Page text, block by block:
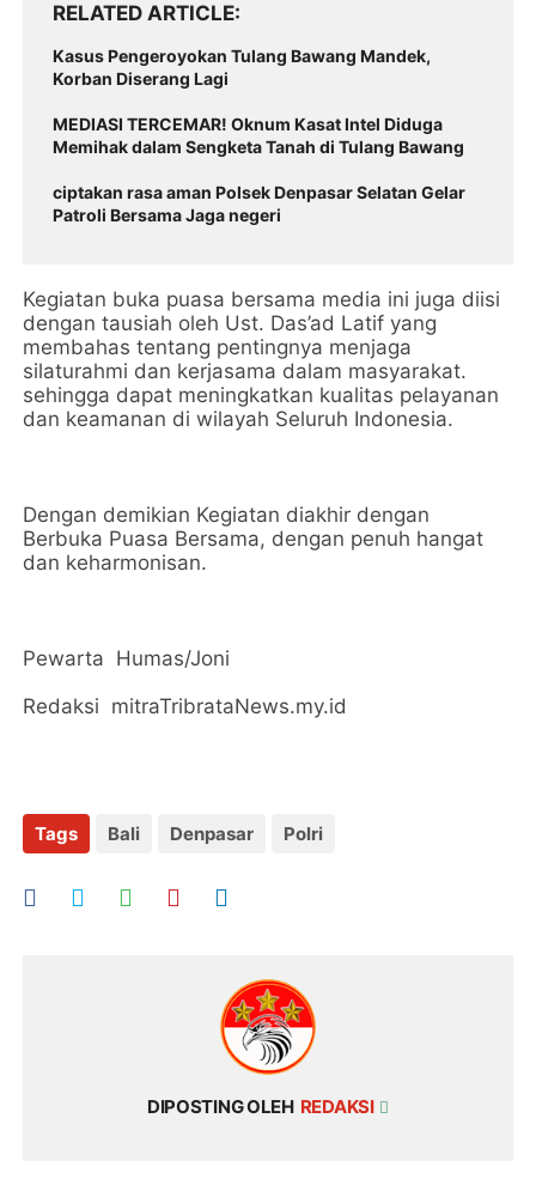
RELATED ARTICLE
Kasus Pengeroyokan Tulang Bawang Mandek,
Korban Diserang Lagi
MEDIASI TERCEMAR! Oknum Kasat Intel Diduga
Memihak dalam Sengketa Tanah di Tulang Bawang
ciptakan rasa aman Polsek Denpasar Selatan Gelar
Patroli Bersama Jaga negeri
Kegiatan buka puasa bersama media ini juga diisi
dengan tausiah oleh Ust. Das’ad Latif yang
membahas tentang pentingnya menjaga
silaturahmi dan kerjasama dalam masyarakat.
sehingga dapat meningkatkan kualitas pelayanan
dan keamanan di wilayah Seluruh Indonesia.
Dengan demikian Kegiatan diakhir dengan
Berbuka Puasa Bersama, dengan penuh hangat
dan keharmonisan.
Pewarta Humas/Joni
Redaksi mitraTribrataNews.my.id
Tags Bali Denpasar Polri
DIPOSTING OLEH REDAKSI